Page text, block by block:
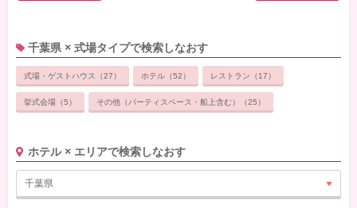
千葉県 × 式場タイプで検索しなおす
式場・ゲストハウス（27） ホテル（52） レストラン（17）
挙式会場（5） その他（パーティスペース・船上含む）（25）
ホテル× エリアで検索しなおす
千葉県